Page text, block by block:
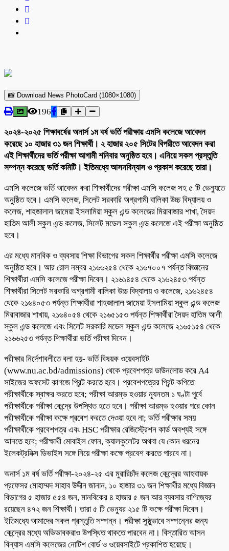
📸 Download News PhotoCard (1080×1080)
196
২০২৪-২০২৫ শিক্ষাবর্ষের অনার্স ১ম বর্ষ ভর্তি পরীক্ষায় এমসি কলেজে আবেদন
করেছে ১০ হাজার ৩১ জন শিক্ষার্থী। ২ হাজার ২০৫ সিটের বিপরীতে আবেদন করা
এই শিক্ষার্থীদের ভর্তি পরীক্ষা আগামী শনিবার অনুষ্ঠিত হবে। এনিয়ে সকল প্রস্তুতি
সম্পন্ন করেছে ভর্তি কমিটি। ইতিমধ্যে আসনবিন্যাস ও প্রকাশ করেছে তারা।
এমসি কলেজে ভর্তি আবেদন করা শিক্ষার্থীদের পরীক্ষা এমসি কলেজ সহ ৫ টি ভেন্যুতে
অনুষ্ঠিত হবে। এমসি কলেজ, সিলেট সরকারি অগ্রগামী বালিকা উচ্চ বিদ্যালয় ও
কলেজ, শাহজালাল জামেয়া ইসলামিয়া স্কুল এন্ড কলেজের মিরাবাজার শাখা, সৈয়দ
হাতিম আলী স্কুল এন্ড কলেজ, সিলেট মডেল স্কুল এন্ড কলেজে এই পরীক্ষা অনুষ্ঠিত
হবে।
এর মধ্যে মানবিক ও ব্যবসায় শিক্ষা বিভাগের সকল শিক্ষার্থীর পরীক্ষা এমসি কলেজে
অনুষ্ঠিত হবে। আর রোল নম্বর ২১৬৬২৫৪ থেকে ২১৬৭০০৭ পর্যন্ত বিজ্ঞানের
শিক্ষার্থীরা এমসি কলেজে পরীক্ষা দিবেন। ২১৬১৪৫৪ থেকে ২১৬২৪৫৩ পর্যন্ত
শিক্ষার্থীরা সিলেট সরকারি অগ্রগামী বালিকা উচ্চ বিদ্যালয় ও কলেজে, ২১৬২৪৫৪
থেকে ২১৬৪০৫৩ পর্যন্ত শিক্ষার্থীরা শাহজালাল জামেয়া ইসলামিয়া স্কুল এন্ড কলেজ
মিরাবাজার শাখায়, ২১৬৪০৫৪ থেকে ২১৬৫১৫৩ পর্যন্ত শিক্ষার্থীরা সৈয়দ হাতিম আলী
স্কুল এন্ড কলেজে এবং সিলেট সরকারি মডেল স্কুল এন্ড কলেজে ২১৬৫১৫৪ থেকে
২১৬৬২৫৩ পর্যন্ত শিক্ষার্থীরা ভর্তি পরীক্ষা দিবেন।
পরীক্ষার নির্দেশাবলীতে বলা হয়- ভর্তি বিষয়ক ওয়েবসাইট
(www.nu.ac.bd/admissions) থেকে প্রবেশপত্র ডাউনলোড করে A4
সাইজের অফসেট কাগজে প্রিন্ট করতে হবে। প্রবেশপত্রের প্রিন্ট কপিতে
পরীক্ষার্থীকে স্বাক্ষর করতে হবে; পরীক্ষা আরম্ভ হওয়ার ন্যূনতম ১ ঘণ্টা পূর্বে
পরীক্ষার্থীকে পরীক্ষা কেন্দ্রে উপস্থিত হতে হবে। পরীক্ষা আরম্ভ হওয়ার পরে কোন
পরীক্ষার্থীকে পরীক্ষা কক্ষে প্রবেশ করতে দেওয়া হবে না; ভর্তি পরীক্ষার সময়
পরীক্ষার্থীকে প্রবেশপত্র এবং HSC পরীক্ষার রেজিস্ট্রেশন কার্ড অবশ্যই সঙ্গে
আনতে হবে; পরীক্ষার্থী মোবাইল ফোন, ক্যালকুলেটর অথবা যে কোন ধরনের
ইলেকট্রনিক্স ডিভাইস সঙ্গে নিয়ে পরীক্ষা কক্ষে প্রবেশ করতে পারবে না।
অনার্স ১ম বর্ষ ভর্তি পরীক্ষা-২০২৪-২৫ এর মুরারিচাঁদ কলেজ কেন্দ্রের আহবায়ক
প্রফেসর মোহাম্মদ সাহাব উদ্দীন জানান, ১০ হাজার ৩১ জন শিক্ষার্থীর মধ্যে বিজ্ঞান
বিভাগের ৫ হাজার ৫৫৪ জন, মানবিকের ৪ হাজার ৫ জন আর ব্যবসায় বাণিজ্যের
রয়েছেন ৪৭২ জন শিক্ষার্থী। তারা ৫ টি ভেন্যুর ২১৫ টি কক্ষে পরীক্ষা দিবেন।
ইতিমধ্যে আমাদের সকল প্রস্তুতি সম্পন্ন। পরীক্ষা সুষ্ঠুভাবে সম্পন্নের জন্য
কেন্দ্রের মধ্যে অভিভাবকরাও উপস্থিত থাকতে পারবেন না। বিস্তারিত আসন
বিন্যাস এমসি কলেজের নোটিশ বোর্ড ও ওয়েবসাইটে প্রকাশিত হয়েছে।